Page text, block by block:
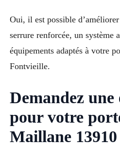
Oui, il est possible
serrure renforcée, un système
équipements adaptés à votre
Fontvieille.
Demandez
pour votre
Maillane 13910